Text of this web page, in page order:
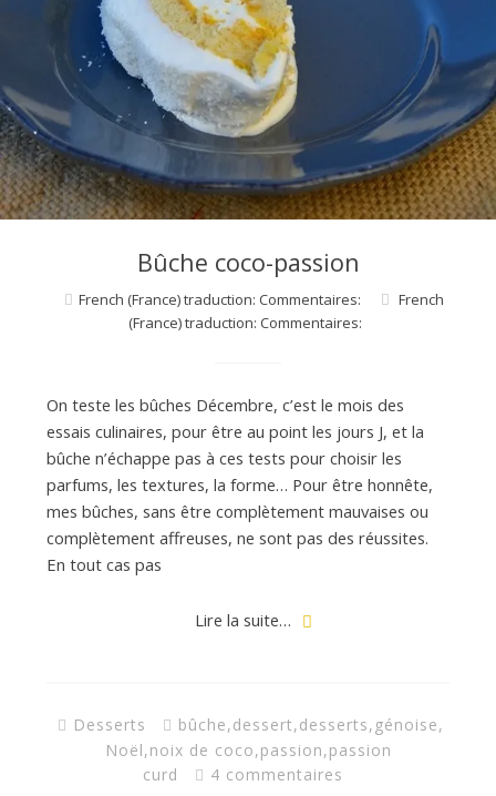
Bûche coco-passion
French (France) traduction: Commentaires:
French
(France) traduction: Commentaires:
On teste les bûches Décembre, c’est le mois des
essais culinaires, pour être au point les jours J, et la
bûche n’échappe pas à ces tests pour choisir les
parfums, les textures, la forme… Pour être honnête,
mes bûches, sans être complètement mauvaises ou
complètement affreuses, ne sont pas des réussites.
En tout cas pas
Lire la suite…
Desserts bûche,dessert,desserts, génoise,
Noël,noix de coco,passion,passion
curd
4 commentaires